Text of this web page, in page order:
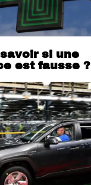
si une
est fausse ?